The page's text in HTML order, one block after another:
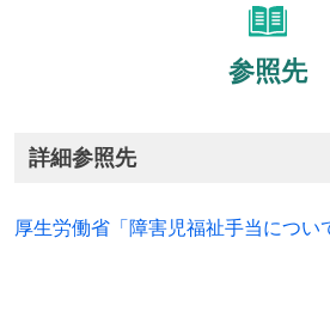
参照先
詳細参照先
厚生労働省「障害児福祉手当につい